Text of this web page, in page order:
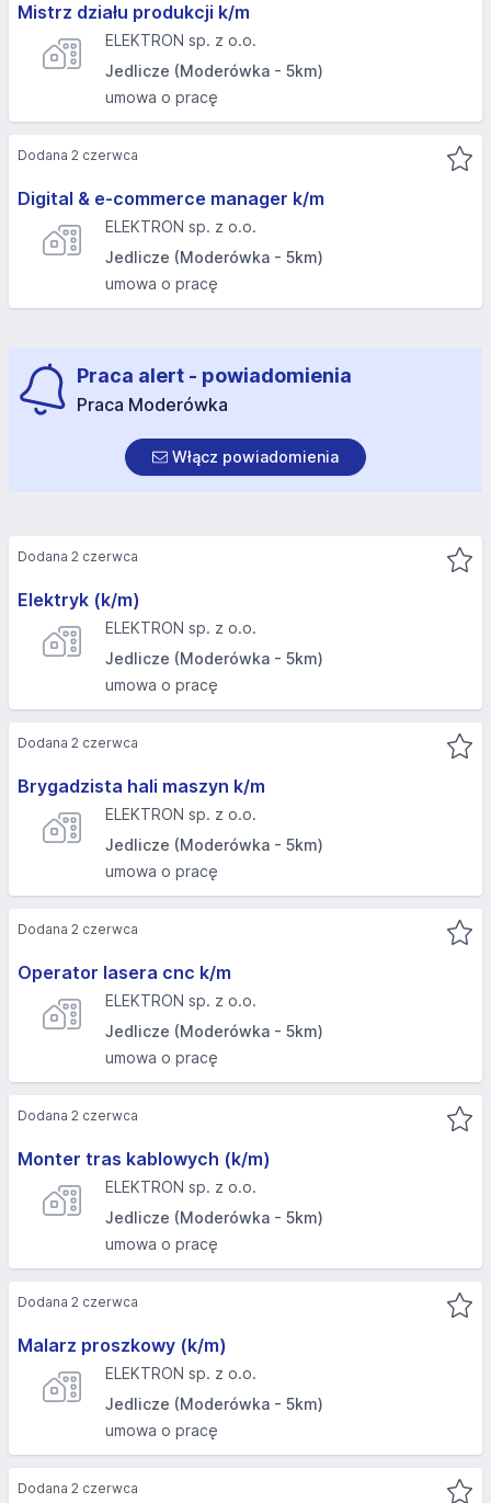
Mistrz działu produkcji k/m
ELEKTRON sp. z o.o.
Jedlicze (Moderówka - 5km)
umowa o pracę
Digital & e-commerce manager k/m
ELEKTRON sp. z o.o.
Jedlicze (Moderówka - 5km)
umowa o pracę
Dodana 2 czerwca
Praca alert - powiadomienia
Praca Moderówka
Włącz powiadomienia
Elektryk (k/m)
ELEKTRON sp. z o.o.
Jedlicze (Moderówka - 5km)
umowa o pracę
Dodana 2 czerwca
Brygadzista hali maszyn k/m
ELEKTRON sp. z o.o.
Jedlicze (Moderówka - 5km)
umowa o pracę
Dodana 2 czerwca
Operator lasera cnc k/m
ELEKTRON sp. z o.o.
Jedlicze (Moderówka - 5km)
umowa o pracę
Dodana 2 czerwca
Monter tras kablowych (k/m)
ELEKTRON sp. z o.o.
Jedlicze (Moderówka - 5km)
umowa o pracę
Dodana 2 czerwca
Malarz proszkowy (k/m)
ELEKTRON sp. z o.o.
Jedlicze (Moderówka - 5km)
umowa o pracę
Dodana 2 czerwca
Dodana 2 czerwca